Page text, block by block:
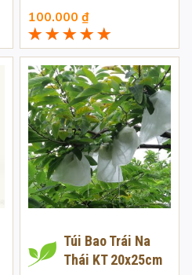
100.000₫
Được xếp
hạng5.005
sao
Túi Bao Trái Na
Thái KT 20x25cm